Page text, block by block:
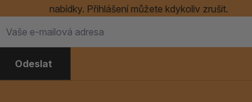
nabídky. Přihlášení můžete kdykoliv zrušit.
Odeslat